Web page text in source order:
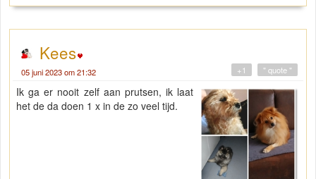
Kees
05 juni 2023 om 21:32 " quote "
+1
Ik ga er nooit zelf aan prutsen, ik laat
het de da doen 1 x in de zo veel tijd.